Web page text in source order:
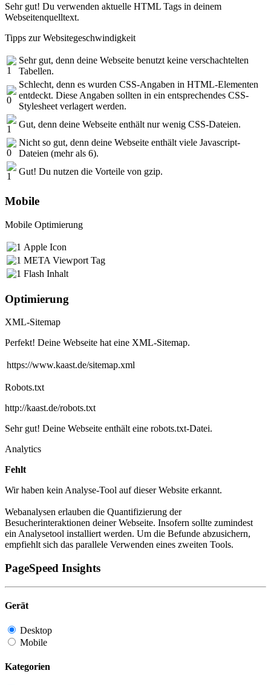
Sehr gut! Du verwenden aktuelle HTML Tags in deinem
Webseitenquelltext.
Tipps zur Websitegeschwindigkeit
Sehr gut, denn deine Webseite benutzt keine verschachtelten
Tabellen.
Schlecht, denn es wurden CSS-Angaben in HTML-Elementen
entdeckt. Diese Angaben sollten in ein entsprechendes CSS-
Stylesheet verlagert werden.
Gut, denn deine Webseite enthält nur wenig CSS-Dateien.
Nicht so gut, denn deine Webseite enthält viele Javascript-
Dateien (mehr als 6).
Gut! Du nutzen die Vorteile von gzip.
Mobile
Mobile Optimierung
Apple Icon
META Viewport Tag
Flash Inhalt
Optimierung
XML-Sitemap
Perfekt! Deine Webseite hat eine XML-Sitemap.
https://www.kaast.de/sitemap.xml
Robots.txt
http://kaast.de/robots.txt
Sehr gut! Deine Webseite enthält eine robots.txt-Datei.
Analytics
Fehlt
Wir haben kein Analyse-Tool auf dieser Website erkannt.
Webanalysen erlauben die Quantifizierung der
Besucherinteraktionen deiner Webseite. Insofern sollte zumindest
ein Analysetool installiert werden. Um die Befunde abzusichern,
empfiehlt sich das parallele Verwenden eines zweiten Tools.
PageSpeed Insights
Gerät
Desktop
Mobile
Kategorien